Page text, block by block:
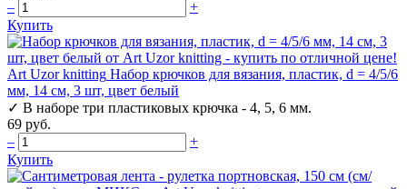
–
+
Купить
Art Uzor knitting Набор крючков для вязания, пластик, d = 4/5/6
мм, 14 см, 3 шт, цвет белый
✓ В наборе три пластиковых крючка - 4, 5, 6 мм.
69 руб.
–
+
Купить